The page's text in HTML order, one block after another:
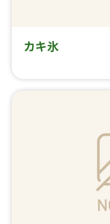
カキ氷